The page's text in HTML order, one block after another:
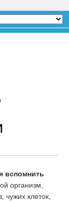
вспомнить
организм,
чужих клеток,